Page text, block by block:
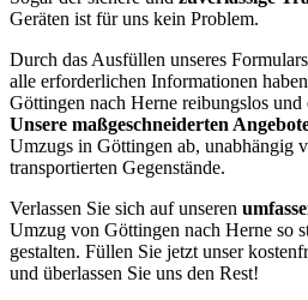
Geräten ist für uns kein Problem.
Durch das Ausfüllen unseres
alle erforderlichen Informationen
Göttingen nach Herne reibungslos
Unsere maßgeschneiderten
Umzugs in Göttingen ab, unabhängig
transportierten Gegenstände.
Verlassen Sie sich auf unseren
Umzug von Göttingen nach Herne so
gestalten. Füllen Sie jetzt unser
und überlassen Sie uns den Rest!